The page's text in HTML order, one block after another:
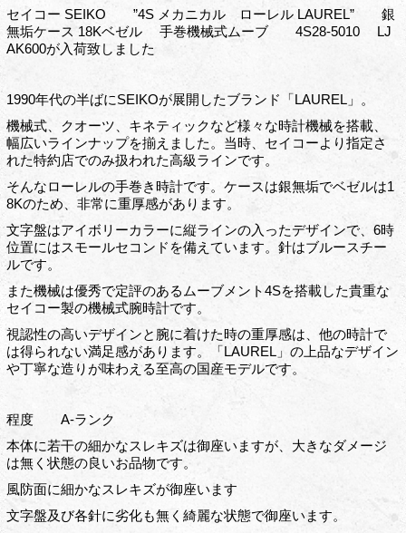
セイコー SEIKO ”4S メカニカル ローレル LAUREL” 銀
無垢ケース 18Kベゼル 手巻機械式ムーブ 4S28-5010 LJ
AK600が入荷致しました
1990年代の半ばにSEIKOが展開したブランド「LAUREL」。
機械式、クオーツ、キネティックなど様々な時計機械を搭載、
幅広いラインナップを揃えました。当時、セイコーより指定さ
れた特約店でのみ扱われた高級ラインです。
そんなローレルの手巻き時計です。ケースは銀無垢でベゼルは1
8Kのため、非常に重厚感があります。
文字盤はアイボリーカラーに縦ラインの入ったデザインで、6時
位置にはスモールセコンドを備えています。針はブルースチー
ルです。
また機械は優秀で定評のあるムーブメント4Sを搭載した貴重な
セイコー製の機械式腕時計です。
視認性の高いデザインと腕に着けた時の重厚感は、他の時計で
は得られない満足感があります。「LAUREL」の上品なデザイン
や丁寧な造りが味わえる至高の国産モデルです。
程度 A-ランク
本体に若干の細かなスレキズは御座いますが、大きなダメージ
は無く状態の良いお品物です。
風防面に細かなスレキズが御座います
文字盤及び各針に劣化も無く綺麗な状態で御座います。